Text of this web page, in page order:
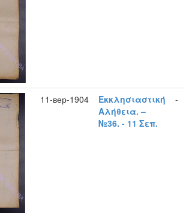
11-вер-1904
Εκκλησιαστική
Αλήθεια. –
№36. - 11 Σεπ.
-